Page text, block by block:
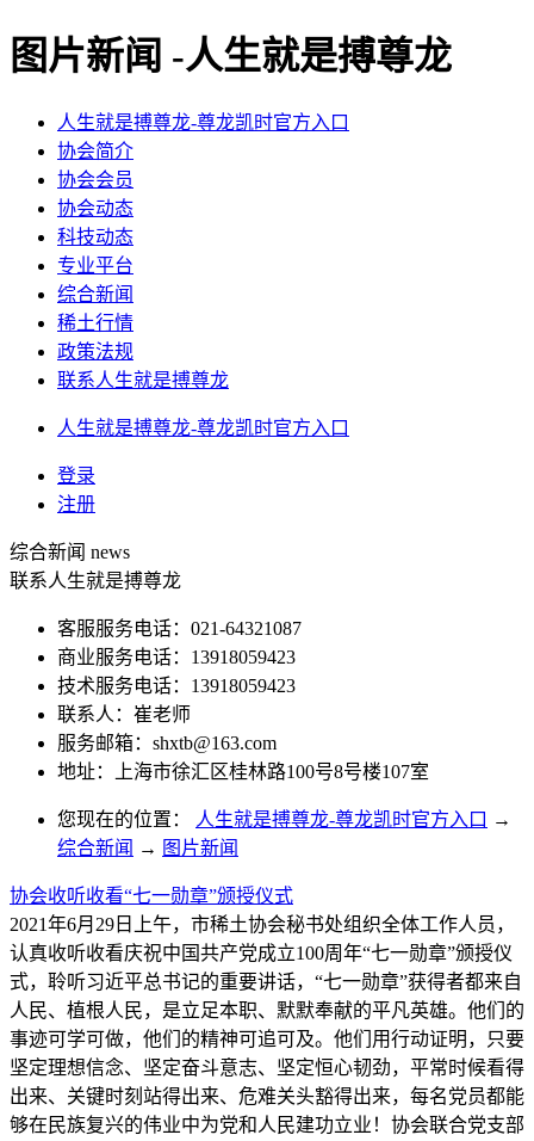
图片新闻 -人生就是搏尊龙
人生就是搏尊龙-尊龙凯时官方入口
协会简介
协会会员
协会动态
科技动态
专业平台
综合新闻
稀土行情
政策法规
联系人生就是搏尊龙
人生就是搏尊龙-尊龙凯时官方入口
登录
注册
综合新闻 news
联系人生就是搏尊龙
客服服务电话：021-64321087
商业服务电话：13918059423
技术服务电话：13918059423
联系人：崔老师
服务邮箱： shxtb@163.com
地址：上海市徐汇区桂林路100号8号楼107室
您现在的位置： 人生就是搏尊龙-尊龙凯时官方入口 →
综合新闻 → 图片新闻
协会收听收看“七一勋章”颁授仪式
2021年6月29日上午，市稀土协会秘书处组织全体工作人员，
认真收听收看庆祝中国共产党成立100周年“七一勋章”颁授仪
式，聆听习近平总书记的重要讲话，“七一勋章”获得者都来自
人民、植根人民，是立足本职、默默奉献的平凡英雄。他们的
事迹可学可做，他们的精神可追可及。他们用行动证明，只要
坚定理想信念、坚定奋斗意志、坚定恒心韧劲，平常时候看得
出来、关键时刻站得出来、危难关头豁得出来，每名党员都能
够在民族复兴的伟业中为党和人民建功立业！协会联合党支部